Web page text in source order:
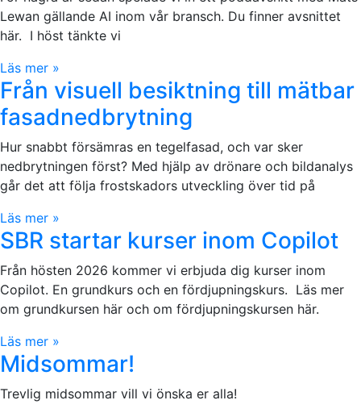
Lewan gällande AI inom vår bransch. Du finner avsnittet
här. I höst tänkte vi
Läs mer »
Från visuell besiktning till mätbar
fasadnedbrytning
Hur snabbt försämras en tegelfasad, och var sker
nedbrytningen först? Med hjälp av drönare och bildanalys
går det att följa frostskadors utveckling över tid på
Läs mer »
SBR startar kurser inom Copilot
Från hösten 2026 kommer vi erbjuda dig kurser inom
Copilot. En grundkurs och en fördjupningskurs. Läs mer
om grundkursen här och om fördjupningskursen här.
Läs mer »
Midsommar!
Trevlig midsommar vill vi önska er alla!